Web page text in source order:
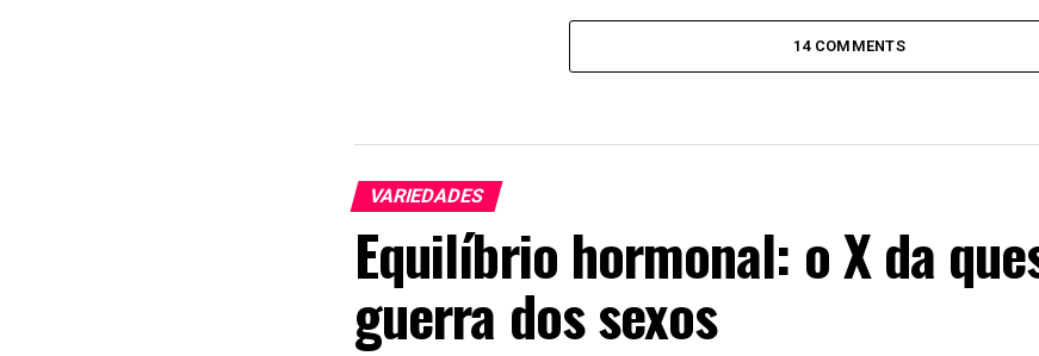
14 COMMENTS
VARIEDADES
Equilíbrio hormonal: o X da
guerra dos sexos